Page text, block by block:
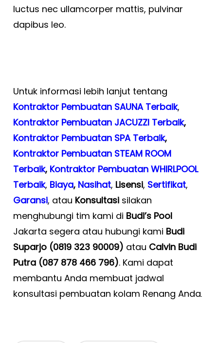
luctus nec ullamcorper mattis, pulvinar
dapibus leo.
Untuk informasi lebih lanjut tentang
Kontraktor Pembuatan SAUNA Terbaik,
Kontraktor Pembuatan JACUZZI Terbaik,
Kontraktor Pembuatan SPA Terbaik,
Kontraktor Pembuatan STEAM ROOM
Terbaik, Kontraktor Pembuatan WHIRLPOOL
Terbaik, Biaya, Nasihat, Lisensi, Sertifikat,
Garansi, atau Konsultasisilakan
menghubungi tim kami di Budi’s Pool
Jakarta segera atau hubungi kami Budi
Suparjo (0819 323 90009) atau Calvin Budi
Putra (087 878 466 796). Kami dapat
membantu Anda membuat jadwal
konsultasi pembuatan kolam Renang Anda.